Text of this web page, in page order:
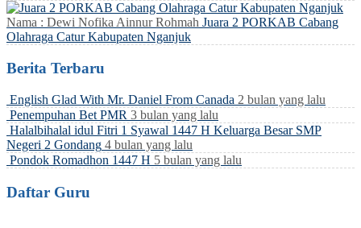
Nama : Dewi Nofika Ainnur Rohmah Juara 2 PORKAB Cabang
Olahraga Catur Kabupaten Nganjuk
Berita Terbaru
English Glad With Mr. Daniel From Canada 2 bulan yang lalu
Penempuhan Bet PMR 3 bulan yang lalu
Halalbihalal idul Fitri 1 Syawal 1447 H Keluarga Besar SMP
Negeri 2 Gondang 4 bulan yang lalu
Pondok Romadhon 1447 H 5 bulan yang lalu
Daftar Guru